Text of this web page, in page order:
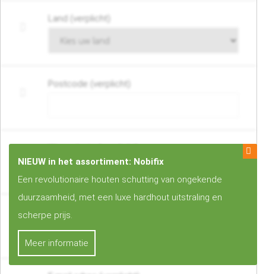
Land (verplicht)
Postcode (verplicht)
Telefoonnummer of mobiel nummer (verplicht)
NIEUW in het assortiment: Nobifix
Een revolutionaire houten schutting van ongekende
duurzaamheid, met een luxe hardhout uitstraling en
scherpe prijs.
Meer informatie